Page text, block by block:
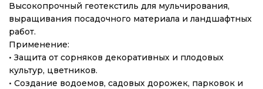
Высокопрочный геотекстиль для мульчирования,
выращивания посадочного материала и ландшафтных
работ.
Применение:
• Защита от сорняков декоративных и плодовых
культур, цветников.
• Создание водоемов, садовых дорожек, парковок и